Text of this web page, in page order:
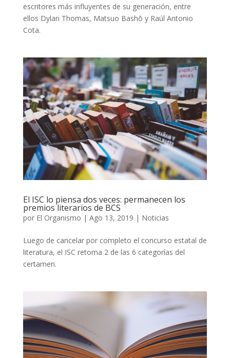
escritores más influyentes de su generación, entre
ellos Dylan Thomas, Matsuo Bashō y Raúl Antonio
Cota.
El ISC lo piensa dos veces: permanecen los
premios literarios de BCS
por El Organismo | Ago 13, 2019 | Noticias
Luego de cancelar por completo el concurso estatal de
literatura, el ISC retoma 2 de las 6 categorías del
certamen.